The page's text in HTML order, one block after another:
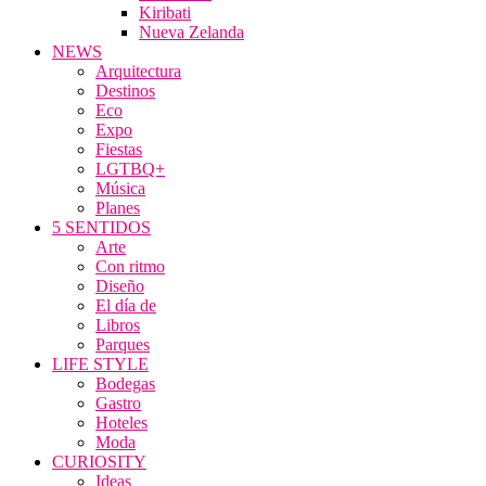
Kiribati
Nueva Zelanda
NEWS
Arquitectura
Destinos
Eco
Expo
Fiestas
LGTBQ+
Música
Planes
5 SENTIDOS
Arte
Con ritmo
Diseño
El día de
Libros
Parques
LIFE STYLE
Bodegas
Gastro
Hoteles
Moda
CURIOSITY
Ideas